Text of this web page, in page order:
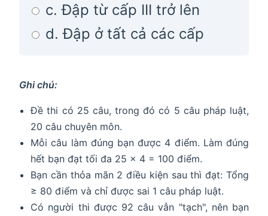
c. Đập từ cấp III trở lên
d. Đập ở tất cả các cấp
Ghi chú:
Đề thi có 25 câu, trong đó có 5 câu pháp luật,
20 câu chuyên môn.
Mỗi câu làm đúng bạn được 4 điểm. Làm đúng
hết bạn đạt tối đa 25 x 4 = 100 điểm.
Bạn cần thỏa mãn 2 điều kiện sau thì đạt: Tổng
≥ 80 điểm và chỉ được sai 1 câu pháp luật.
Có người thi được 92 câu vẫn "tạch", nên bạn